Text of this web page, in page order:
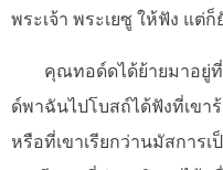
พระเจ้า พระเยซู ให้ฟัง แต่
คุณทอด์ดได้ย้ายมาอยู่
ด์พาฉันไปโบสถ์ได้ฟังที่เขา
หรือที่เขาเรียกว่านมัสการ